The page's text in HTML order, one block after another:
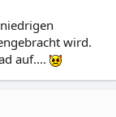
wird.
auf....